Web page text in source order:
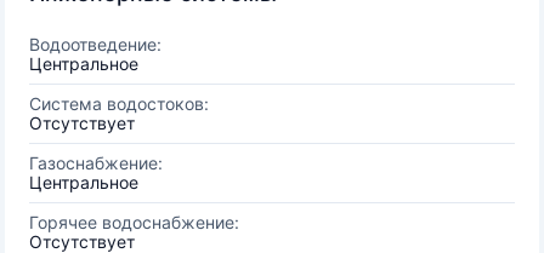
Водоотведение:
Центральное
Система водостоков:
Отсутствует
Газоснабжение:
Центральное
Горячее водоснабжение:
Отсутствует